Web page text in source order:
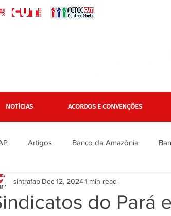
NOTÍCIAS ACORDOS E CONVENÇÕES
Artigos Banco da Amazônia
pagina inicial Bradesco
do Pará
sintrafap Dec 12, 20241 min read